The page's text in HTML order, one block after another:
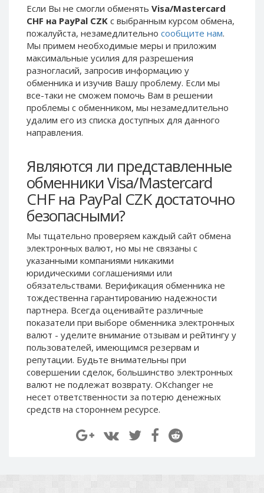
Если Вы не смогли обменять Visa/Mastercard
CHF на PayPal CZK с выбранным курсом обмена,
пожалуйста, незамедлительно сообщите нам.
Мы примем необходимые меры и приложим
максимальные усилия для разрешения
разногласий, запросив информацию у
обменника и изучив Вашу проблему. Если мы
все-таки не сможем помочь Вам в решении
проблемы c обменником, мы незамедлительно
удалим его из списка доступных для данного
направления.
Являются ли представленные
обменники Visa/Mastercard
CHF на PayPal CZK достаточно
безопасными?
Мы тщательно проверяем каждый сайт обмена
электронных валют, но мы не связаны c
указанными компаниями никакими
юридическими соглашениями или
обязательствами. Верификация обменника не
тождественна гарантированию надежности
партнера. Всегда оценивайте различные
показатели при выборе обменника электронных
валют - уделите внимание отзывам и рейтингу у
пользователей, имеющимся резервам и
репутации. Будьте внимательны при
совершении сделок, большинство электронных
валют не подлежат возврату. OKchanger не
несет ответственности за потерю денежных
средств на стороннем ресурсе.
Neteller USD
Neteller EUR
Neteller INR
Neteller PLN
Neteller GBP
Neteller NOK
Neteller SEK
PaySera USD
PaySera PLN
AliPay CNY
UnionPay CNY
Paymer USD
Paymer RUB
Paymer UAH
Capitalist USD
Capitalist RUB
Capitalist EUR
Payoneer USD
Payoneer EUR
Revolut Binance USD
(BUSD)
Revolut USD
Global24 UAH
Neteller USD
Neteller EUR
Neteller INR
Neteller PLN
Neteller GBP
Neteller NOK
Neteller SEK
PaySera PLN
AliPay CNY
UnionPay CNY
Paymer RUB
Capitalist USD
Capitalist RUB
Capitalist EUR
Payoneer USD
Payoneer EUR
Revolut Binance USD
(BUSD)
Revolut USD
Revolut EUR
Piastrix EUR